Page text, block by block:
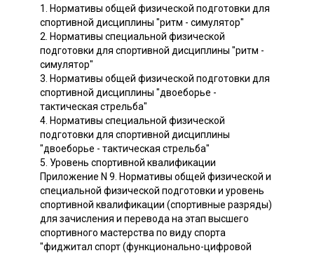
1. Нормативы общей физической подготовки для
спортивной дисциплины "ритм - симулятор"
2. Нормативы специальной физической
подготовки для спортивной дисциплины "ритм -
симулятор"
3. Нормативы общей физической подготовки для
спортивной дисциплины "двоеборье -
тактическая стрельба"
4. Нормативы специальной физической
подготовки для спортивной дисциплины
"двоеборье - тактическая стрельба"
5. Уровень спортивной квалификации
Приложение N 9. Нормативы общей физической и
специальной физической подготовки и уровень
спортивной квалификации (спортивные разряды)
для зачисления и перевода на этап высшего
спортивного мастерства по виду спорта
"фиджитал спорт (функционально-цифровой